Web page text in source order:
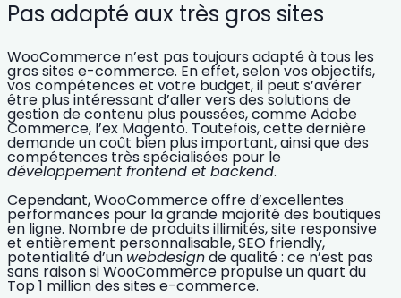
Pas adapté aux très gros sites
WooCommerce n’est pas toujours adapté à tous les
gros sites e-commerce. En effet, selon vos objectifs,
vos compétences et votre budget, il peut s’avérer
être plus intéressant d’aller vers des solutions de
gestion de contenu plus poussées, comme Adobe
Commerce, l’ex Magento. Toutefois, cette dernière
demande uncoût bien plus important, ainsi que des
compétences très spécialisées pour le
développement frontend et backend.
Cependant, WooCommerce offre d’excellentes
performances pour lagrande majorité des boutiques
en ligne. Nombre de produits illimités, site responsive
et entièrement personnalisable, SEO friendly,
potentialité d’un webdesignde qualité : ce n’est pas
sans raison si WooCommerce propulseun quart du
Top 1 million des sites e-commerce.